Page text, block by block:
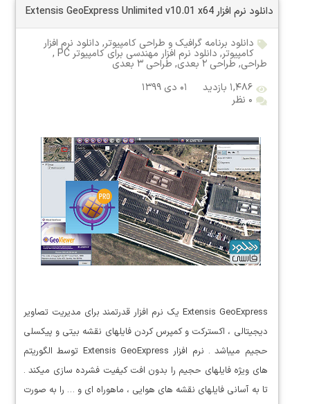
دانلود نرم افزار Extensis GeoExpress Unlimited v10.01 x64
دانلود برنامه گرافیک و طراحی کامپیوتر, دانلود نرم افزار
کامپیوتر, دانلود نرم افزار مهندسی برای کامپیوتر PC ,
طراحی, طراحی ۲ بعدی , طراحی ۳ بعدی
۱,۴۸۶ بازدید
۰۱ دی ۱۳۹۹
۰ نظر
Extensis GeoExpress یک نرم افزار قدرتمند برای مدیریت تصاویر
دیجیتالی ، اکسترکت و کمپرس کردن فایلهای نقشه بیتی و پیکسلی
حجیم میباشد . نرم افزار Extensis GeoExpress توسط الگوریتم
های ویژه فایلهای حجیم را بدون افت کیفیت فشرده سازی میکند .
تا به آسانی فایلهای نقشه های هوایی ، ماهوراه ای و … را به صورت